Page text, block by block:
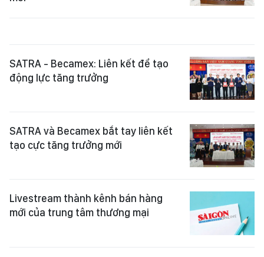
SATRA - Becamex: Liên kết để tạo
động lực tăng trưởng
SATRA và Becamex bắt tay liên kết
tạo cực tăng trưởng mới
Livestream thành kênh bán hàng
mới của trung tâm thương mại